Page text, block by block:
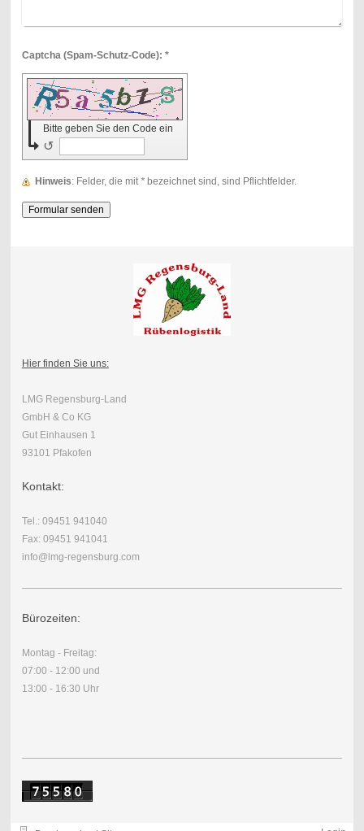
Captcha (Spam-Schutz-Code): *
Bitte geben Sie den Code ein
↺
Hinweis : Felder, die mit *bezeichnet sind, sind Pflichtfelder.
Hier finden Sie uns:
LMG Regensburg-Land
GmbH & Co KG
Gut Einhausen 1
93101 Pfakofen
Kontakt:
Tel.: 09451 941040
Fax: 09451 941041
info@lmg-regensburg.com
Bürozeiten:
Montag - Freitag:
07:00 - 12:00 und
13:00 - 16:30 Uhr